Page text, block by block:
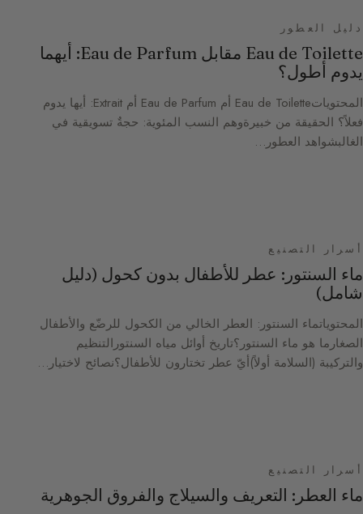
دليل العطور
Eau de Toilette مقابل Eau de Parfum: أيهما
يدوم أطول؟
المحتوياتEau de Toilette أم Eau de Parfum أم Extrait: أيها يدوم
فعلاً؟ الحقيقة من خبيرةوهم النسب المئوية: حجةٌ تسويقية في
الغالبشواهد العطور…
أسرار التصنيع
ماء السنتور: عطر للأطفال بدون كحول (دليل
شامل)
المحتوياتماء السنتور: العطر الخالي من الكحول للرضّع والأطفال
الصغارما هو ماء السنتور؟تاريخ أوائل مياه السنتورالتنظيم
والتركيبة (السلامة أولاً)أيّ عطر تختارون للأطفال؟نصائح لاختيار…
أسرار التصنيع
ماء العطر: التعريف والسيلاج والفروق الجوهرية